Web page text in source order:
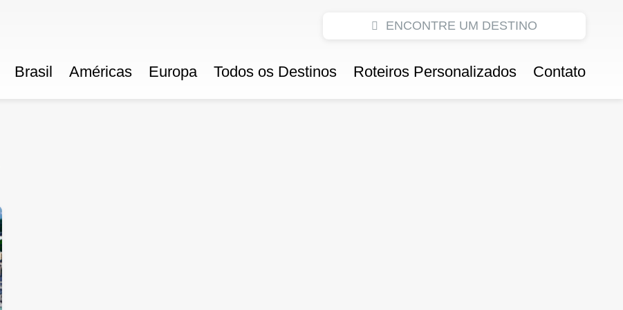
Brasil Américas Europa Todos os Destinos Roteiros Personalizados Contato
ENCONTRE UM DESTINO